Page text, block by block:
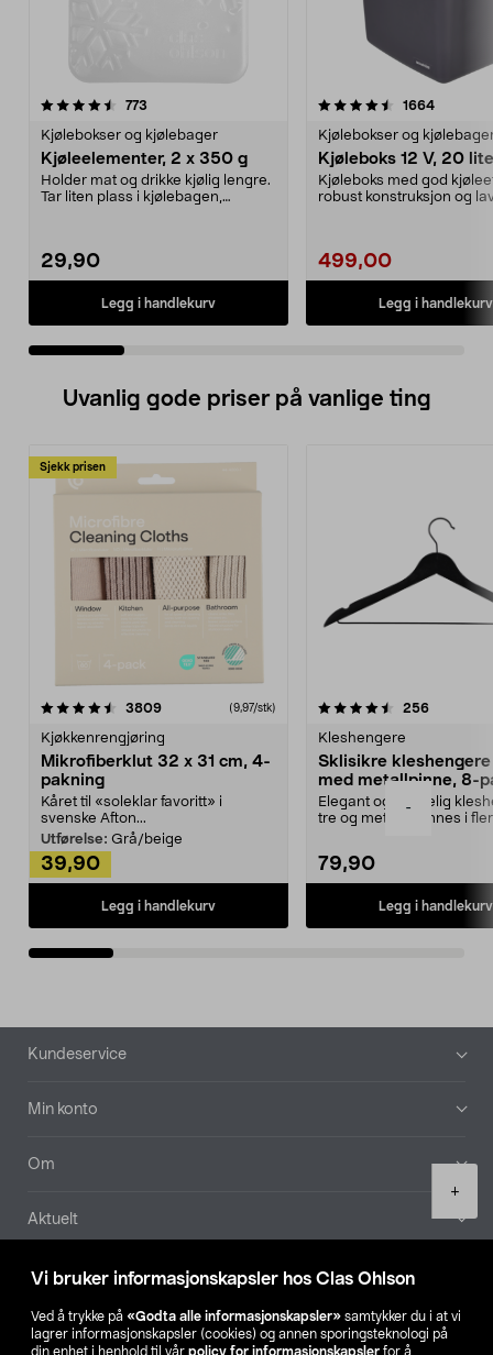
Vi bruker informasjonskapsler hos Clas Ohlson
Ved å trykke på «Godta alle informasjonskapsler» samtykker du i at vi
lagrer informasjonskapsler (cookies) og annen sporingsteknologi på
din enhet i henhold til vår policy for informasjonskapsler for å
-
+
773
Kjølebokser og kjølebager
Kjøleelementer, 2 x 350 g
Holder mat og drikke kjølig lengre.
Tar liten plass i kjølebagen,
29,90
Legg i handlekurv
4.5 av 5 stjerner 1664
Kjølebokser og
Kjøleboks 12 V, 20
Kjøleboks med god
robust konstruksjon og
499,00
Legg i handlekurv
4.5 av 5 stjerner
Uvanlig gode priser på vanlige ting
Sjekk prisen
3809anmeldelser(9,97/stk)
Kjøkkenrengjøring
Mikrofiberklut 32 x 31 cm, 4-
pakning
Kåret til «soleklar favoritt» i
svenske Afton...
Utførelse: Grå/beige
39,90
Legg i handlekurv
4.5av 5 stjerner 256
Kleshengere
Sklisikre
med metallpinne, 8-
Elegant og skikkelig
tre og metall – finnes i
79,90
Legg i handlekurv
4.5av 5 stjerner
Bunntekst
Kundeservice
Min konto
Om
Aktuelt
Våre selskaper
Finn din butikk